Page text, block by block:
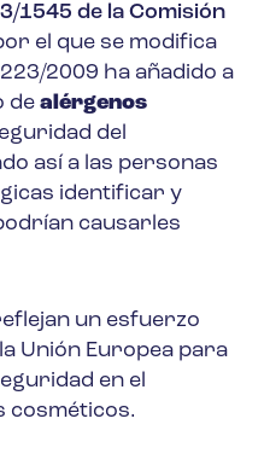
1545 de la Comisión
el que se modifica
2009 ha añadido a
de alérgenos
del
así a las personas
identificar y
causarles
un esfuerzo
Unión Europea para
en el
cosméticos.